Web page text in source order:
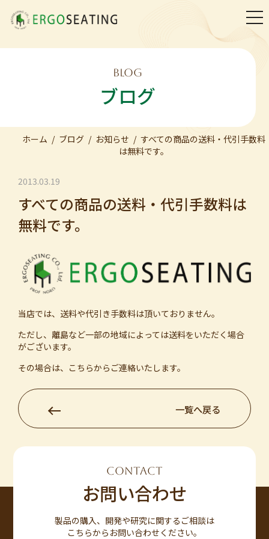
BLOG
ブログ
ホーム ブログ お知らせ
すべての商品の送料・代引手数料
は無料です。
2013.03.19
すべての商品の送料・代引手数料は
無料です。
当店では、送料や代引き手数料は頂いておりません。
ただし、離島など一部の地域によっては送料をいただく場合
がございます。
その場合は、こちらからご連絡いたします。
一覧へ戻る
CONTACT
お問い合わせ
製品の購入、開発や研究に関するご相談は
こちらからお問い合わせください。